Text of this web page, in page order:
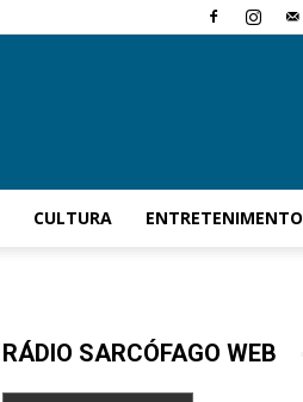
CULTURA ENTRETENIMENTO
RÁDIO SARCÓFAGO WEB